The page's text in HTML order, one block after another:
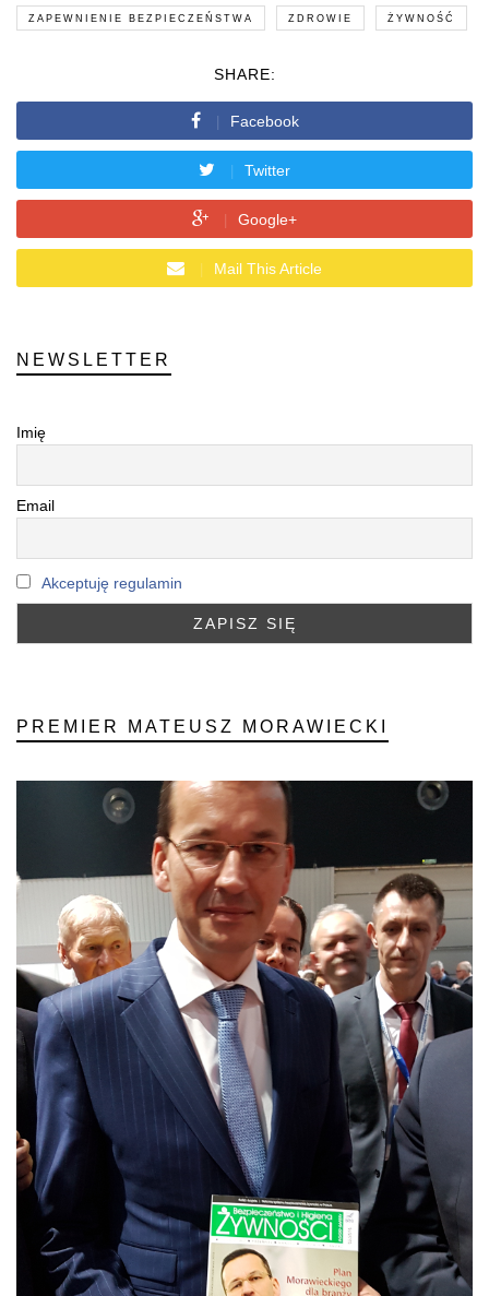
ZAPEWNIENIE BEZPIECZEŃSTWA ZDROWIE ŻYWNOŚĆ
SHARE:
Facebook
Twitter
Google+
Mail This Article
NEWSLETTER
Imię
Email
Akceptuję regulamin
PREMIER MATEUSZ MORAWIECKI